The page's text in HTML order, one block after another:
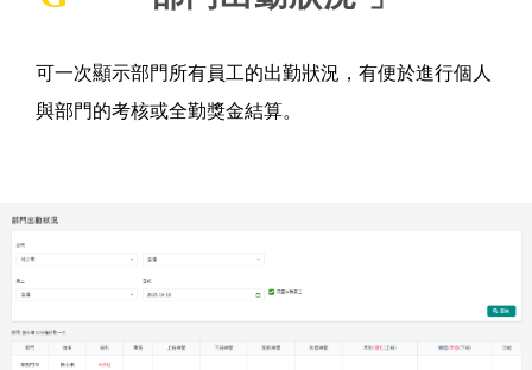
可一次顯示部門所有員工的出勤狀況，有便於進行個人
與部門的考核或全勤獎金結算。